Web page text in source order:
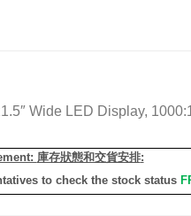
Wide LED Display,
庫存狀態和交貨安排:
to check the stock status